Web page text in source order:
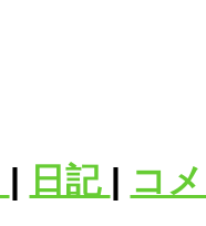
| 日記 | コ